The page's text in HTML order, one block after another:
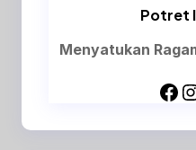
Potret
Menyatukan
Facebook